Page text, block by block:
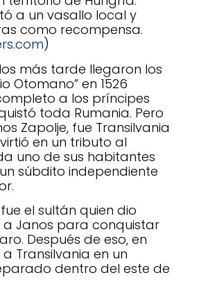
a un vasallo local y
como recompensa.
)
más tarde llegaron los
Otomano” en 1526
a los príncipes
toda Rumania. Pero
Zapolje, fue Transilvania
en un tributo al
uno de sus habitantes
súbdito independiente
el sultán quien dio
Janos para conquistar
Después de eso, en
a Transilvania en un
dentro del este de